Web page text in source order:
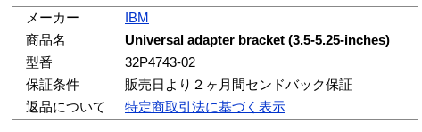
メーカー
IBM
商品名
Universal adapter bracket (3.5-5.25-inches)
型番
32P4743-02
保証条件
販売日より２ヶ月間センドバック保証
返品について
特定商取引法に基づく表示